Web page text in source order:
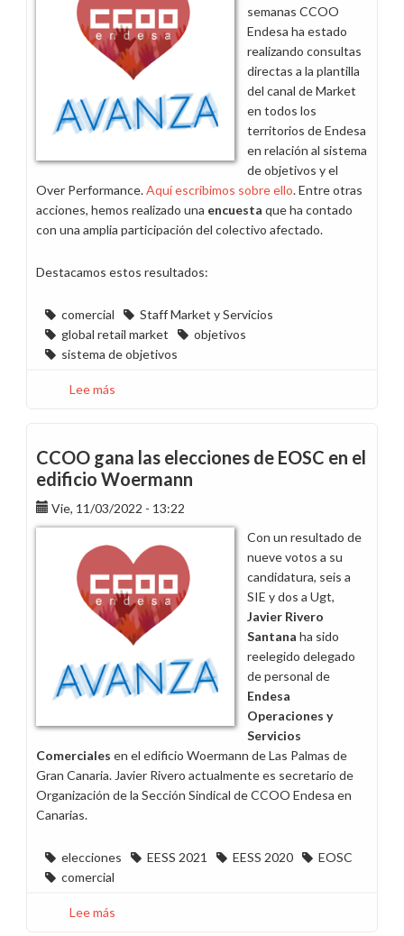
semanas CCOO
Endesa ha estado
realizando consultas
directas a la plantilla
del canal de Market
en todos los
territorios de Endesa
en relación al sistema
de objetivos y el
Over Performance.Aquí escribimos sobre ello. Entre otras
acciones, hemos realizado una encuesta que ha contado
con una amplia participación del colectivo afectado.
Destacamos estos resultados:
comercial
Staff Market y Servicios
global retail market
objetivos
sistema de objetivos
Lee más
la
plantilla
de
Market
cambiaría
sistema
de
objetivos
CCOO gana las elecciones de EOSC en el
edificio Woermann
Vie, 11/03/2022 - 13:22
Con un resultado de
nueve votos a su
candidatura, seis a
SIE y dos a Ugt,
Javier Rivero
Santana ha sido
reelegido delegado
de personal de
Endesa
Operaciones y
Servicios
Comerciales en el edificio Woermann de Las Palmas de
Gran Canaria. Javier Rivero actualmente es secretario de
Organización de la Sección Sindical de CCOO Endesa en
Canarias.
elecciones EESS 2021 EESS 2020
EOSC
comercial
Lee más